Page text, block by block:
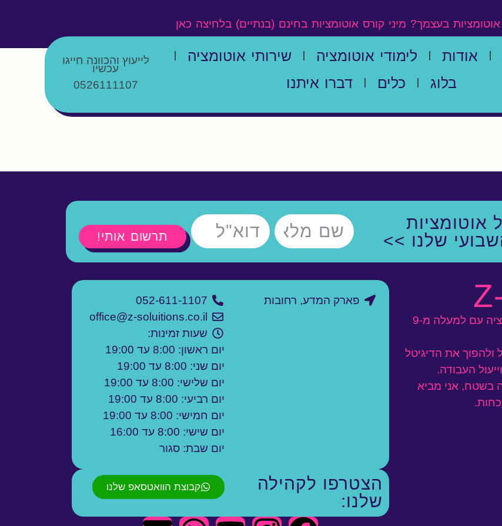
בעצמך? מיני קורס אוטומציות בחינם (בנתיים) בלחיצה כאן
אודות לימודי אוטומציה
שירותי אוטומציה
בלוג
כלים דברו איתנו
לייעוץ והכוונה חייגו
עכשיו
0526111107
אוטומציות
שלנו >> תרשום אותי!
נעים מאוד, אני איתי זרם, מומחה דיגיטל ואוטומציה עם למעלה מ-9
ולהפוך את הדיגיטל
העבודה.
בשטח, אני מביא
.
פארק המדע, רחובות
052-611-1107
office@z-soluitions.co.il
שעות זמינות:
יום ראשון: 8:00 עד 19:00
יום שני: 8:00 עד 19:00
יום שלישי: 8:00 עד 19:00
יום רביעי: 8:00 עד 19:00
יום חמישי: 8:00 עד 19:00
יום שישי: 8:00 עד 16:00
יום שבת: סגור
הצטרפו לקהילה
שלנו:
קבוצת הוואטסאפ שלנו